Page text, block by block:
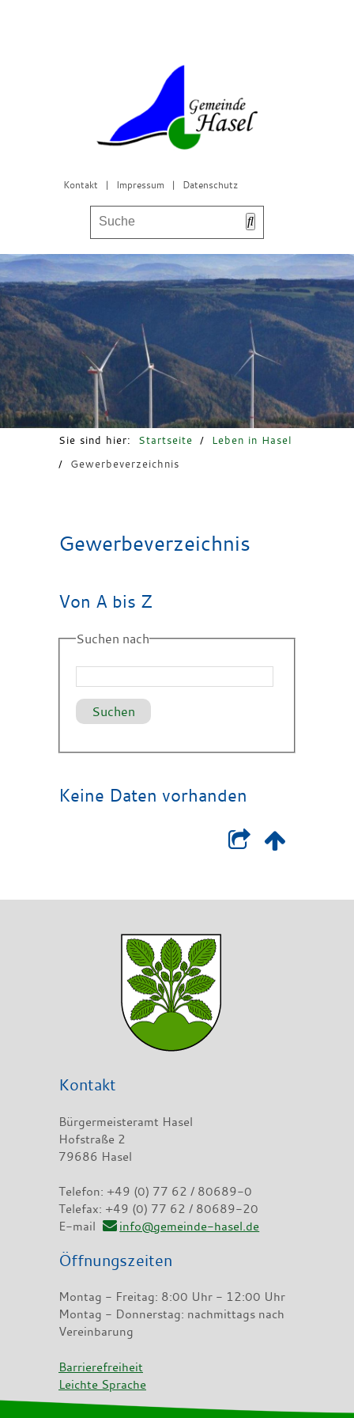
Kontakt | Impressum | Datenschutz
Bürgerservice & Gemeinderat
Leben in Hasel
Freizeit & Tourismus
Sie sind hier: Startseite /
Leben in Hasel
/
Gewerbeverzeichnis
Gewerbeverzeichnis
Von A bis Z
Suchen nach
Keine Daten vorhanden
Kontakt
Bürgermeisteramt Hasel
Hofstraße 2
79686 Hasel
Telefon: +49 (0) 77 62 / 80689-0
Telefax: +49 (0) 77 62 / 80689-20
E-mail
info@gemeinde-hasel.de
Öffnungszeiten
Montag - Freitag: 8:00 Uhr - 12:00 Uhr
Montag - Donnerstag: nachmittags nach
Vereinbarung
Barrierefreiheit
Leichte Sprache